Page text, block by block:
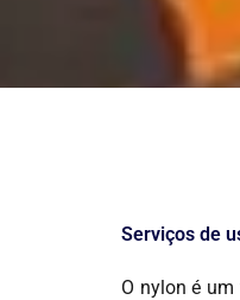
Serviços de
O nylon é